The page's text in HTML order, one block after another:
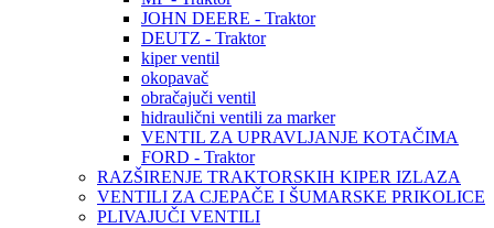
JOHN DEERE - Traktor
DEUTZ - Traktor
kiper ventil
okopavač
obračajuči ventil
hidraulični ventili za marker
VENTIL ZA UPRAVLJANJE KOTAČIMA
FORD - Traktor
RAZŠIRENJE TRAKTORSKIH KIPER IZLAZA
VENTILI ZA CJEPAČE I ŠUMARSKE PRIKOLICE
PLIVAJUČI VENTILI